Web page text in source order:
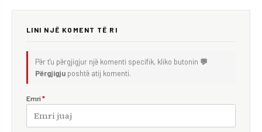
LINI NJË KOMENT TË RI
Për t'u përgjigjur një komenti specifik, kliko butonin 💬
Përgjigju poshtë atij komenti.
Emri *